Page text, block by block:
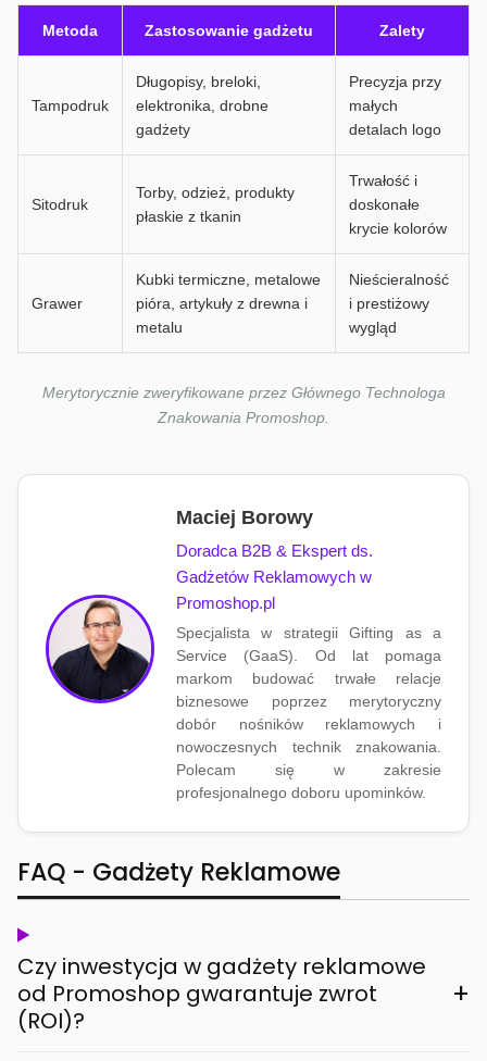
Metoda Zastosowanie gadżetu Zalety
Tampodruk
Długopisy, breloki,
elektronika, drobne
gadżety
Precyzja przy
małych
detalach logo
Sitodruk
Torby, odzież, produkty
płaskie z tkanin
Trwałość i
doskonałe
krycie kolorów
Grawer
Kubki termiczne, metalowe
pióra, artykuły z drewna i
metalu
Nieścieralność
i prestiżowy
wygląd
Merytorycznie zweryfikowane przez Głównego Technologa
Znakowania Promoshop.
Maciej Borowy
Doradca B2B & Ekspert ds.
Gadżetów Reklamowych w
Promoshop.pl
Specjalista w strategii Gifting as a
Service (GaaS). Od lat pomaga
markom budować trwałe relacje
biznesowe poprzez merytoryczny
dobór nośników reklamowych i
nowoczesnych technik znakowania.
Polecam się w zakresie
profesjonalnego doboru upominków.
FAQ - Gadżety Reklamowe
Czy inwestycja w gadżety reklamowe
od Promoshop gwarantuje zwrot
(ROI)?
+